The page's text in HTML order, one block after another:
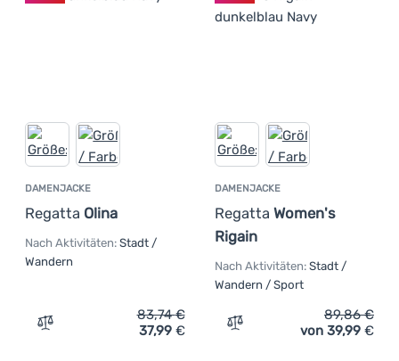
DAMENJACKE
Regatta Olina
Nach Aktivitäten: Stadt /
Wandern
Zum Vergleich 'Damenjacke Regatta Olina' hinzufügen
83,74€
37,99 €
DAMENJACKE
Regatta Women's
Rigain
Nach Aktivitäten: Stadt /
Wandern / Sport
Zum Vergleich
89,86€
von 39,99 €